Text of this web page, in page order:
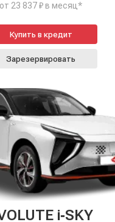
от 23 837 ₽ в месяц*
Купить в кредит
Зарезервировать
i‑SKY